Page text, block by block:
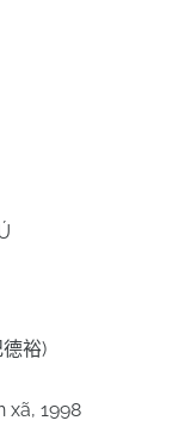
裕)
xã, 1998